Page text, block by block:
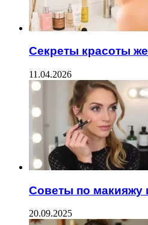
Секреты красоты
11.04.2026
Советы по макияжу
20.09.2025